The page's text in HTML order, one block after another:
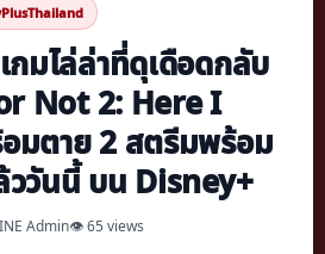
กมไล่ล่าที่ดุเดือดกลับ
Not 2: Here I
มตาย 2 สตรีมพร้อม
ววันนี้ บน Disney+
Admin👁 65 views